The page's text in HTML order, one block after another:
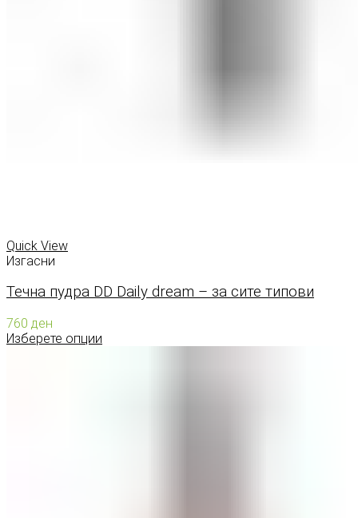
Quick View
Изгасни
Течна пудра DD Daily dream – за сите типови
760 ден
Изберете опции